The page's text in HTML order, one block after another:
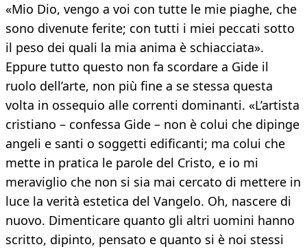
«Mio Dio, vengo a voi con tutte le mie piaghe, che
sono divenute ferite; con tutti i miei peccati sotto
il peso dei quali la mia anima è schiacciata».
Eppure tutto questo non fa scordare a Gide il
ruolo dell’arte, non più fine a se stessa questa
volta in ossequio alle correnti dominanti. «L’artista
cristiano – confessa Gide – non è colui che dipinge
angeli e santi o soggetti edificanti; ma colui che
mette in pratica le parole del Cristo, e io mi
meraviglio che non si sia mai cercato di mettere in
luce la verità estetica del Vangelo. Oh, nascere di
nuovo. Dimenticare quanto gli altri uomini hanno
scritto, dipinto, pensato e quanto si è noi stessi